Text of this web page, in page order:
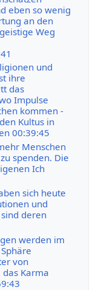
eben so wenig
an den
Weg
und
ihre
das
Impulse
kommen -
Kultus in
00:39:45
Menschen
spenden. Die
Ich
sich heute
und
deren
werden im
von
Karma